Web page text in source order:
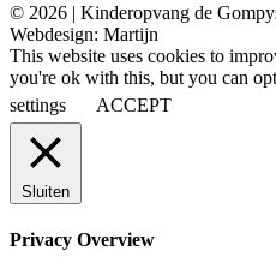
© 2026 | Kinderopvang de
Webdesign: Martijn
This website uses cookies to
you're ok with this, but you can
settings
ACCEPT
Sluiten
Privacy Overview